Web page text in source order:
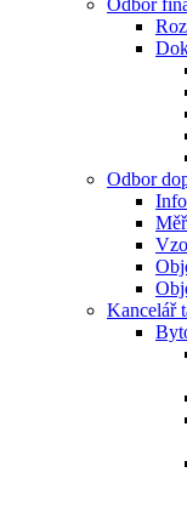
Odbor
Odbor
Kancelář